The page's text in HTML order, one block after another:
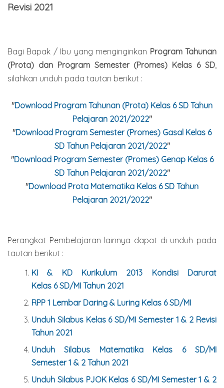
Revisi 2021
Bagi Bapak / Ibu yang menginginkan Program Tahunan
(Prota) dan Program Semester (Promes) Kelas 6 SD,
silahkan unduh pada tautan berikut :
"Download Program Tahunan (Prota) Kelas 6 SD Tahun
Pelajaran 2021/2022"
"Download Program Semester (Promes) Gasal Kelas 6
SD Tahun Pelajaran 2021/2022"
"Download Program Semester (Promes) Genap Kelas 6
SD Tahun Pelajaran 2021/2022"
"Download Prota Matematika Kelas 6 SD Tahun
Pelajaran 2021/2022"
Perangkat Pembelajaran lainnya dapat di unduh pada
tautan berikut :
KI & KD Kurikulum 2013 Kondisi Darurat
Kelas 6SD/MI Tahun 2021
RPP 1 Lembar Daring & Luring Kelas 6SD/MI
Unduh Silabus Kelas 6SD/MI Semester 1 & 2 Revisi
Tahun 2021
Unduh Silabus Matematika Kelas 6SD/MI
Semester 1 & 2 Tahun 2021
Unduh Silabus PJOK Kelas 6 SD/MI Semester 1 & 2